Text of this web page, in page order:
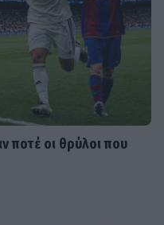
ποτέ οι θρύλοι που